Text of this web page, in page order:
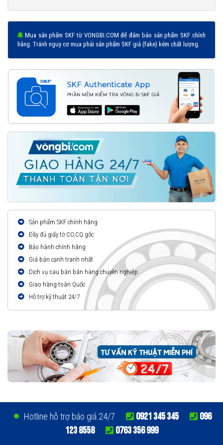
Mua sản phẩm SKF từ VONGBI.COM để đảm bảo sản phẩm SKF chính
hãng. Tránh nguy cơ mua phải sản phẩm SKF giả (fake) kém chất lượng.
Sản phẩm SKF chính hãng
Đầy đủ giấy tờ CO,CQ gốc
Bảo hành chính hãng
Giá bán cạnh tranh nhất
Dịch vụ sau bán bán hàng chuyên nghiệp
Giao hàng toàn Quốc
Hỗ trợ kỹ thuật 24/7
Hotline hỗ trợ báo giá 24/7 0921 345 345
096
123 8558
0763 356 999